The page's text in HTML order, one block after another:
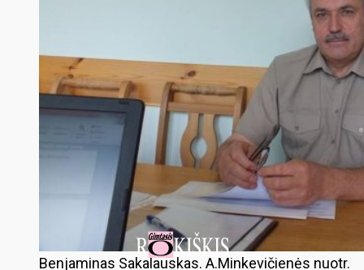
Benjaminas Sakalauskas. A.Minkevičienės nuotr.